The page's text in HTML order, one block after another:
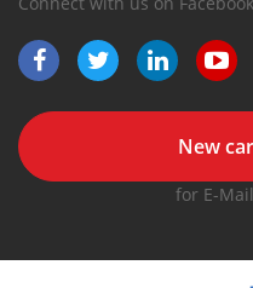
New
for E-